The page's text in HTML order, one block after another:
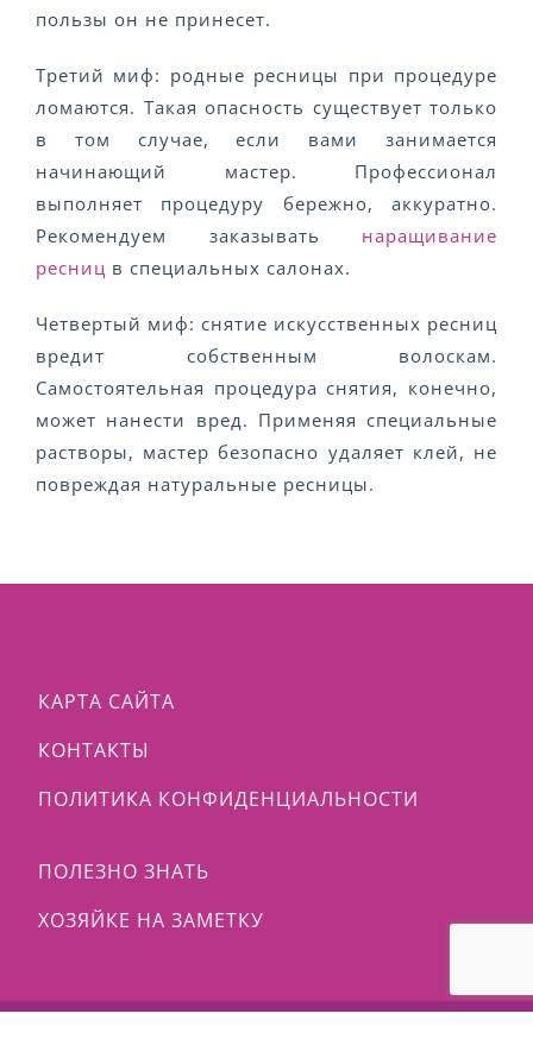
пользы он не принесет.
Третий миф: родные ресницы при процедуре
ломаются. Такая опасность существует только
в том случае, если вами занимается
начинающий мастер. Профессионал
выполняет процедуру бережно, аккуратно.
Рекомендуем заказывать наращивание
ресниц в специальных салонах.
Четвертый миф: снятие искусственных ресниц
вредит собственным волоскам.
Самостоятельная процедура снятия, конечно,
может нанести вред. Применяя специальные
растворы, мастер безопасно удаляет клей, не
повреждая натуральные ресницы.
КАРТА САЙТА
КОНТАКТЫ
ПОЛИТИКА КОНФИДЕНЦИАЛЬНОСТИ
ПОЛЕЗНО ЗНАТЬ
ХОЗЯЙКЕ НА ЗАМЕТКУ